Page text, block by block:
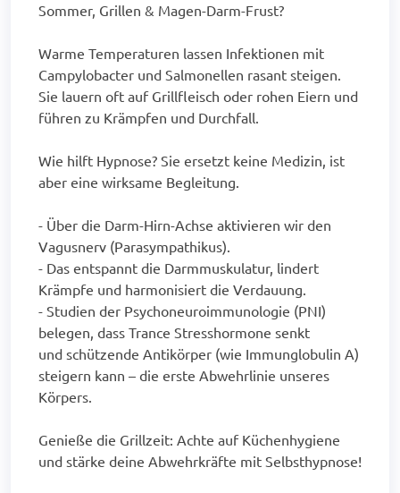
Sommer, Grillen & Magen-Darm-Frust?
Warme Temperaturen lassen Infektionen mit
Campylobacter und Salmonellen rasant steigen.
Sie lauern oft auf Grillfleisch oder rohen Eiern und
führen zu Krämpfen und Durchfall.
Wie hilft Hypnose? Sie ersetzt keine Medizin, ist
aber eine wirksame Begleitung.
- Über die Darm-Hirn-Achse aktivieren wir den
Vagusnerv (Parasympathikus).
- Das entspannt die Darmmuskulatur, lindert
Krämpfe und harmonisiert die Verdauung.
- Studien der Psychoneuroimmunologie (PNI)
belegen, dass Trance Stresshormone senkt
und schützende Antikörper (wie Immunglobulin A)
steigern kann – die erste Abwehrlinie unseres
Körpers.
Genieße die Grillzeit: Achte auf Küchenhygiene
und stärke deine Abwehrkräfte mit Selbsthypnose!